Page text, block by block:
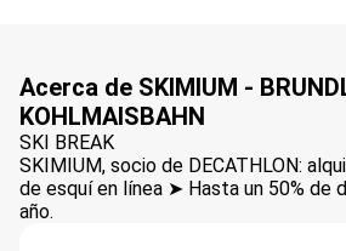
Acerca de SKIMIUM -
KOHLMAISBAHN
SKI BREAK
SKIMIUM, socio de DECATHLON:
de esquí en línea ➤ Hasta un 50% de
año.